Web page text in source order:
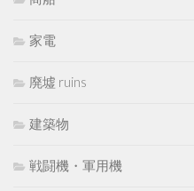
家電
廃墟 ruins
建築物
戦闘機・軍用機